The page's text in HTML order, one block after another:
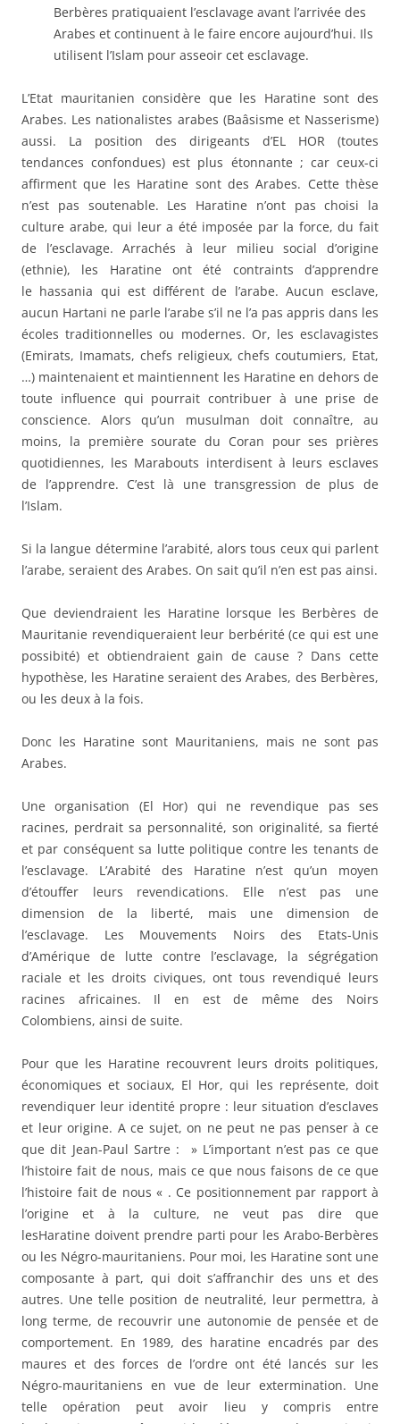
Berbères pratiquaient l’esclavage avant l’arrivée des
Arabes et continuent à le faire encore aujourd’hui. Ils
utilisent l’Islam pour asseoir cet esclavage.
L’Etat mauritanien considère que les Haratine sont des
Arabes. Les nationalistes arabes (Baâsisme et Nasserisme)
aussi. La position des dirigeants d’EL HOR (toutes
tendances confondues) est plus étonnante ; car ceux-ci
affirment que les Haratine sont des Arabes. Cette thèse
n’est pas soutenable. Les Haratine n’ont pas choisi la
culture arabe, qui leur a été imposée par la force, du fait
de l’esclavage. Arrachés à leur milieu social d’origine
(ethnie), les Haratine ont été contraints d’apprendre
le hassania qui est différent de l’arabe. Aucun esclave,
aucun Hartani ne parle l’arabe s’il ne l’a pas appris dans les
écoles traditionnelles ou modernes. Or, les esclavagistes
(Emirats, Imamats, chefs religieux, chefs coutumiers, Etat,
…) maintenaient et maintiennent les Haratine en dehors de
toute influence qui pourrait contribuer à une prise de
conscience. Alors qu’un musulman doit connaître, au
moins, la première sourate du Coran pour ses prières
quotidiennes, les Marabouts interdisent à leurs esclaves
de l’apprendre. C’est là une transgression de plus de
l’Islam.
Si la langue détermine l’arabité, alors tous ceux qui parlent
l’arabe, seraient des Arabes. On sait qu’il n’en est pas ainsi.
Que deviendraient les Haratine lorsque les Berbères de
Mauritanie revendiqueraient leur berbérité (ce qui est une
possibité) et obtiendraient gain de cause ? Dans cette
hypothèse, les Haratine seraient des Arabes, des Berbères,
ou les deux à la fois.
Donc les Haratine sont Mauritaniens, mais ne sont pas
Arabes.
Une organisation (El Hor) qui ne revendique pas ses
racines, perdrait sa personnalité, son originalité, sa fierté
et par conséquent sa lutte politique contre les tenants de
l’esclavage. L’Arabité des Haratine n’est qu’un moyen
d’étouffer leurs revendications. Elle n’est pas une
dimension de la liberté, mais une dimension de
l’esclavage. Les Mouvements Noirs des Etats-Unis
d’Amérique de lutte contre l’esclavage, la ségrégation
raciale et les droits civiques, ont tous revendiqué leurs
racines africaines. Il en est de même des Noirs
Colombiens, ainsi de suite.
Pour que les Haratine recouvrent leurs droits politiques,
économiques et sociaux, El Hor, qui les représente, doit
revendiquer leur identité propre : leur situation d’esclaves
et leur origine. A ce sujet, on ne peut ne pas penser à ce
que dit Jean-Paul Sartre : » L’important n’est pas ce que
l’histoire fait de nous, mais ce que nous faisons de ce que
l’histoire fait de nous « . Ce positionnement par rapport à
l’origine et à la culture, ne veut pas dire que
lesHaratine doivent prendre parti pour les Arabo-Berbères
ou les Négro-mauritaniens. Pour moi, les Haratine sont une
composante à part, qui doit s’affranchir des uns et des
autres. Une telle position de neutralité, leur permettra, à
long terme, de recouvrir une autonomie de pensée et de
comportement. En 1989, des haratine encadrés par des
maures et des forces de l’ordre ont été lancés sur les
Négro-mauritaniens en vue de leur extermination. Une
telle opération peut avoir lieu y compris entre